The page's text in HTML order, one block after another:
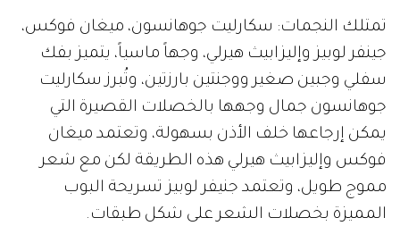
تمتلك النجمات: سكارليت جوهانسون، ميغان فوكس،
جينفر لوبيز وإليزابيث هيرلي، وجهاً ماسياً، يتميز بفك
سفلي وجبين صغير ووجنتين بارزتين، وتُبرز سكارليت
جوهانسون جمال وجهها بالخصلات القصيرة التي
يمكن إرجاعها خلف الأذن بسهولة، وتعتمد ميغان
فوكس وإليزابيث هيرلي هذه الطريقة لكن مع شعر
مموج طويل، وتعتمد جنيفر لوبيز تسريحة البوب
المميزة بخصلات الشعر على شكل طبقات.